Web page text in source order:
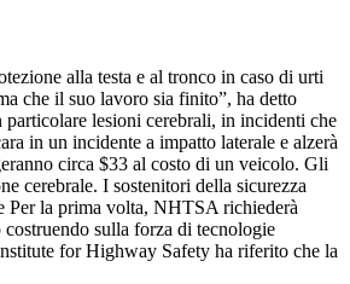
alla testa e al tronco in caso di urti
che il suo lavoro sia finito”, ha detto
lesioni cerebrali, in incidenti che
in un incidente a impatto laterale e alzerà
circa $33 al costo di un veicolo. Gli
cerebrale. I sostenitori della sicurezza
Per la prima volta, NHTSA richiederà
sulla forza di tecnologie
for Highway Safety ha riferito che la